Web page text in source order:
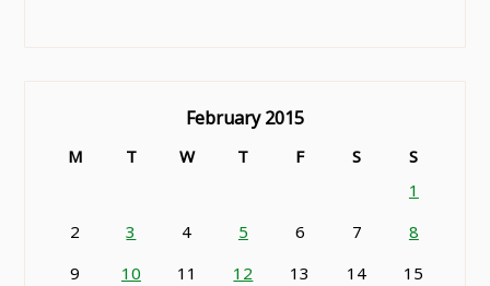
February 2015
M T W T F S
S
1
2
3 4 5 6 7
8
9
10 11 12 13 14
15